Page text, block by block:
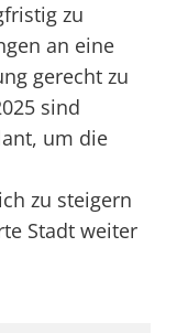
zu
an eine
gerecht zu
sind
um die
zu steigern
Stadt weiter